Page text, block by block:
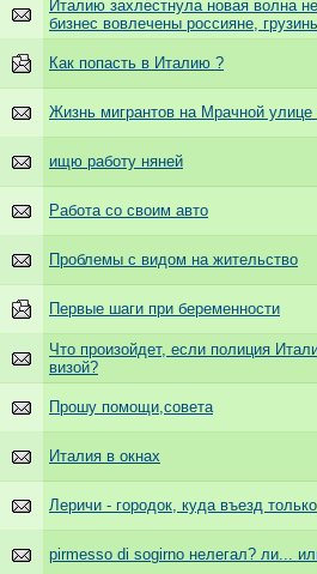
Италию захлестнула новая волна
бизнес вовлечены россияне,
Как попасть в Италию ?
Жизнь мигрантов на Мрачной
ищю работу няней
Работа со своим авто
Проблемы с видом на жительство
Первые шаги при беременности
Что произойдет, если полиция
визой?
Прошу помощи,совета
Италия в окнах
Леричи - городок, куда въезд
pirmesso di sogirno нелегал? ли...